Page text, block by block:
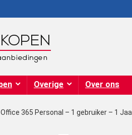
Overige Over ons
Office 365 Personal – 1 gebruiker – 1